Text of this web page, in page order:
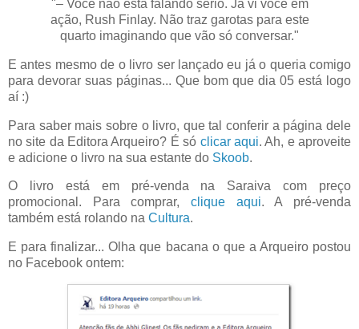
"– Você não está falando sério. Já vi você em
ação, Rush Finlay. Não traz garotas para este
quarto imaginando que vão só conversar."
E antes mesmo de o livro ser lançado eu já o queria comigo
para devorar suas páginas... Que bom que dia 05 está logo
aí :)
Para saber mais sobre o livro, que tal conferir a página dele
no site da Editora Arqueiro? É só clicar aqui. Ah, e aproveite
e adicione o livro na sua estante do Skoob.
O livro está em pré-venda na Saraiva com preço
promocional. Para comprar, clique aqui. A pré-venda
também está rolando na Cultura.
E para finalizar... Olha que bacana o que a Arqueiro postou
no Facebook ontem: